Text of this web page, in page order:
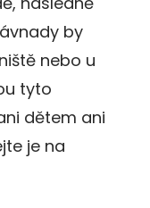
by
nebo u
tyto
dětem ani
je na